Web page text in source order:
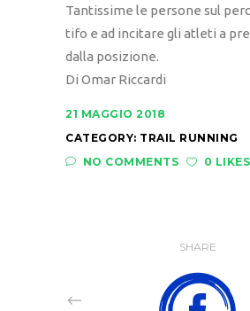
Tantissime le persone sul
tifo e ad incitare gli atleti a
dalla posizione.
Di Omar Riccardi
21 MAGGIO 2018
CATEGORY: TRAIL RUNNING
NO COMMENTS
0 LIKES
SHARE